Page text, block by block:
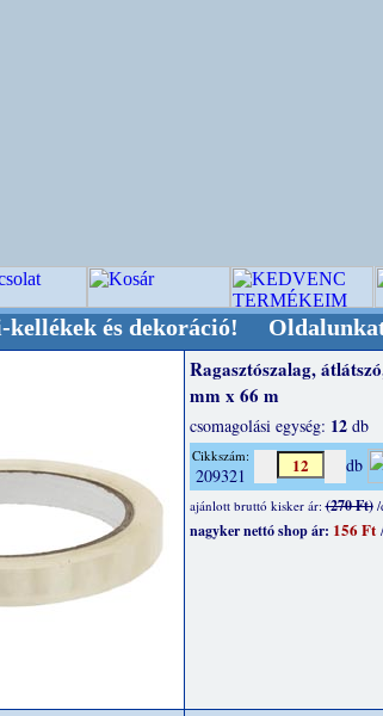
dekoráció! Oldalunkat
Ragasztószalag,
mm x 66 m
csomagolási egység: 12db
Cikkszám:
209321 db
ajánlott bruttó kisker ár:(270 Ft)/
nagyker nettó shop ár: 156 Ft